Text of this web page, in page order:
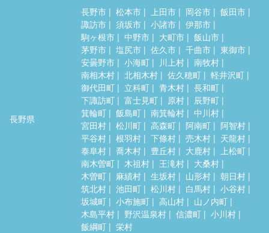
長野県
長野市 松本市 上田市 岡谷市
飯田市
諏訪市
須坂市 小諸市
伊那市
駒ヶ根市
中野市 大町市
飯山市
茅野市
塩尻市 佐久市 千曲市
東御市
安曇野市
小海町 川上村
南牧村
南相木村
北相木村 佐久穂町
軽井沢町
御代田町
立科町 青木村
長和町
下諏訪町
富士見町 原村
辰野町
箕輪町
飯島町 南箕輪村
中川村
宮田村
松川町 高森町 阿南町
阿智村
平谷村
根羽村 下條村 売木村
天龍村
泰阜村
喬木村 豊丘村 大鹿村
上松町
南木曽町
木祖村 王滝村
大桑村
木曽町
麻績村 生坂村 山形村
朝日村
筑北村
池田町 松川村 白馬村
小谷村
坂城町
小布施町 高山村
山ノ内町
木島平村
野沢温泉村 信濃町
小川村
飯綱町
栄村